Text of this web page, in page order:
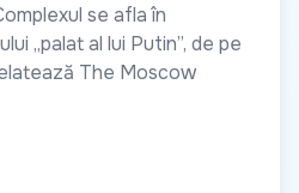
se afla în
„palat al lui Putin”, de pe
The Moscow